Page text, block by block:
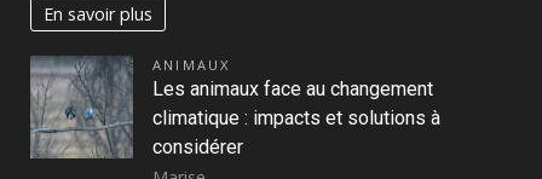
En savoir plus
ANIMAUX
Les animaux face au changement
climatique : impacts et solutions à
considérer